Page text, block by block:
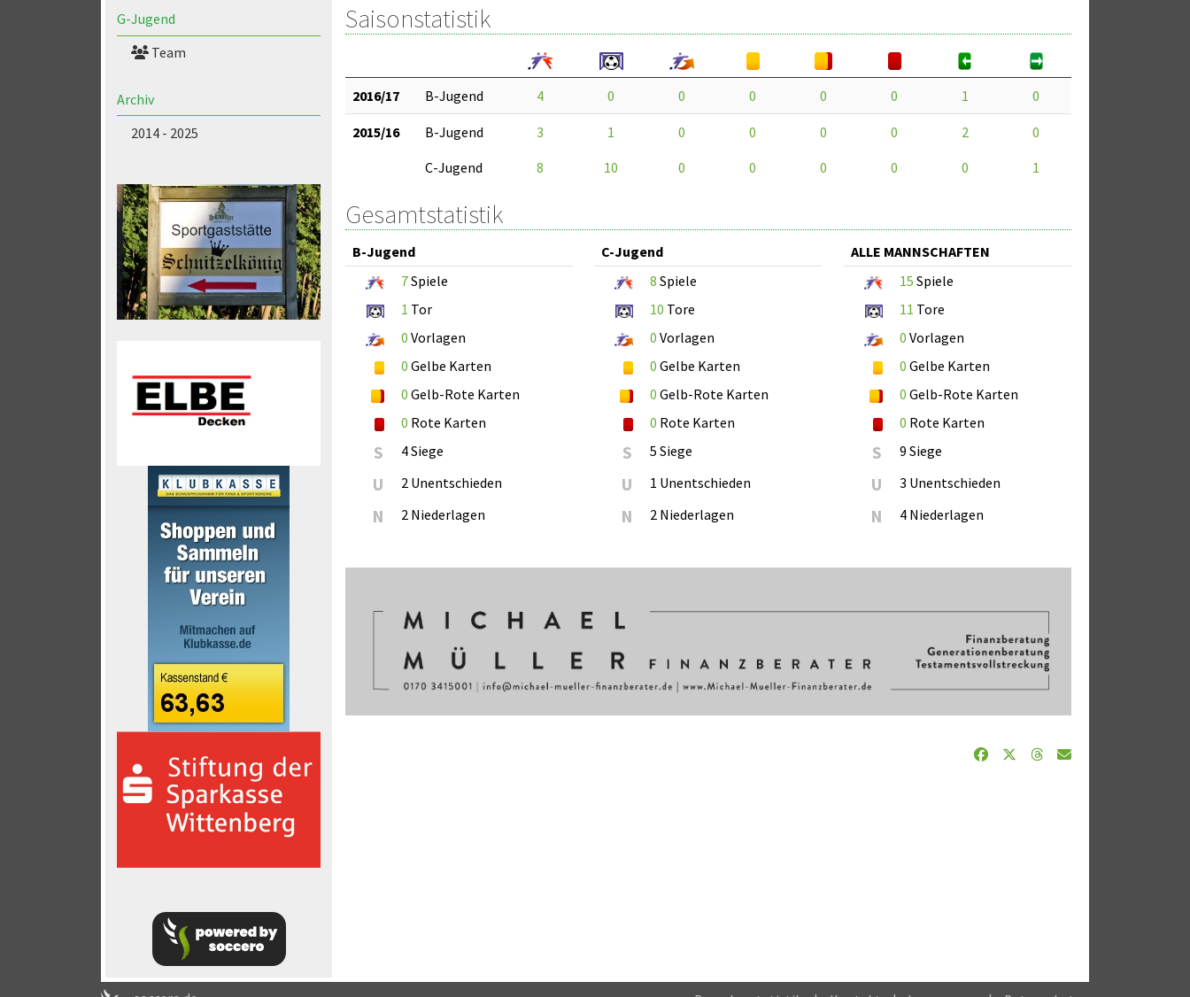
G-Jugend
Team
Archiv
2014 - 2025
Saisonstatistik
2016/17 B-Jugend 4 0 0 0 0 0 1 0
2015/16 B-Jugend 3 1 0 0 0 0 2
0
C-Jugend
8 10 0 0 0 0 0 1
Gesamtstatistik
B-Jugend
7Spiele
1 Tor
0 Vorlagen
0 Gelbe Karten
0 Gelb-Rote Karten
0 Rote Karten
S 4 Siege
U 2 Unentschieden
N 2 Niederlagen
C-Jugend
8 Spiele
10 Tore
0 Vorlagen
0 Gelbe Karten
0 Gelb-Rote Karten
0 Rote Karten
S 5 Siege
U 1 Unentschieden
N 2 Niederlagen
ALLE MANNSCHAFTEN
15 Spiele
11 Tore
0 Vorlagen
0 Gelbe Karten
0 Gelb-Rote Karten
0 Rote Karten
S 9 Siege
U 3 Unentschieden
N 4 Niederlagen